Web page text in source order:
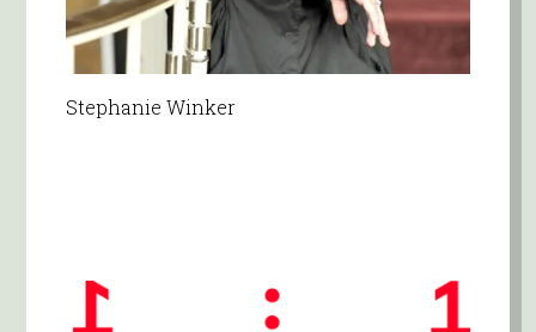
Stephanie Winker